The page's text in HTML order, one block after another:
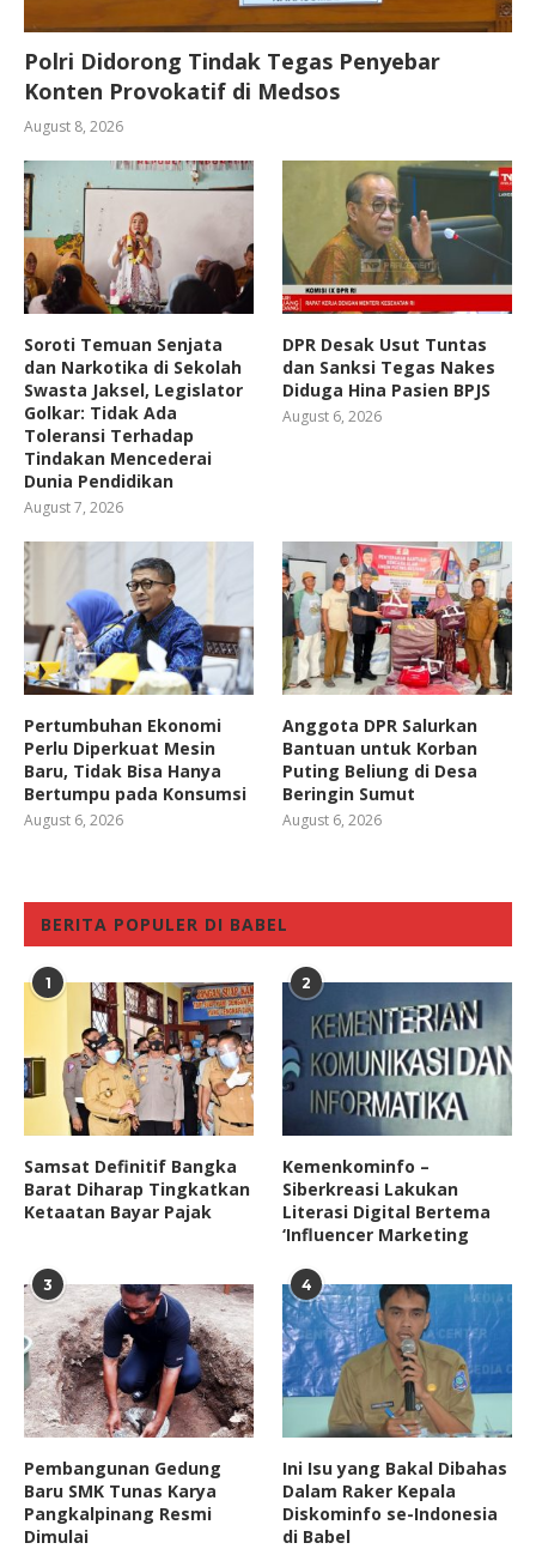
Polri Didorong Tindak Tegas Penyebar
Konten Provokatif di Medsos
August 8, 2026
Soroti Temuan Senjata
dan Narkotika di Sekolah
Swasta Jaksel, Legislator
Golkar: Tidak Ada
Toleransi Terhadap
Tindakan Mencederai
Dunia Pendidikan
August 7, 2026
DPR Desak Usut Tuntas
dan Sanksi Tegas Nakes
Diduga Hina Pasien BPJS
August 6, 2026
Pertumbuhan Ekonomi
Perlu Diperkuat Mesin
Baru, Tidak Bisa Hanya
Bertumpu pada Konsumsi
August 6, 2026
Anggota DPR Salurkan
Bantuan untuk Korban
Puting Beliung di Desa
Beringin Sumut
August 6, 2026
BERITA POPULER DI BABEL
1
Samsat Definitif Bangka
Barat Diharap Tingkatkan
Ketaatan Bayar Pajak
2
Kemenkominfo –
Siberkreasi Lakukan
Literasi Digital Bertema
‘Influencer Marketing
3
Pembangunan Gedung
Baru SMK Tunas Karya
Pangkalpinang Resmi
Dimulai
4
Ini Isu yang Bakal Dibahas
Dalam Raker Kepala
Diskominfo se-Indonesia
di Babel